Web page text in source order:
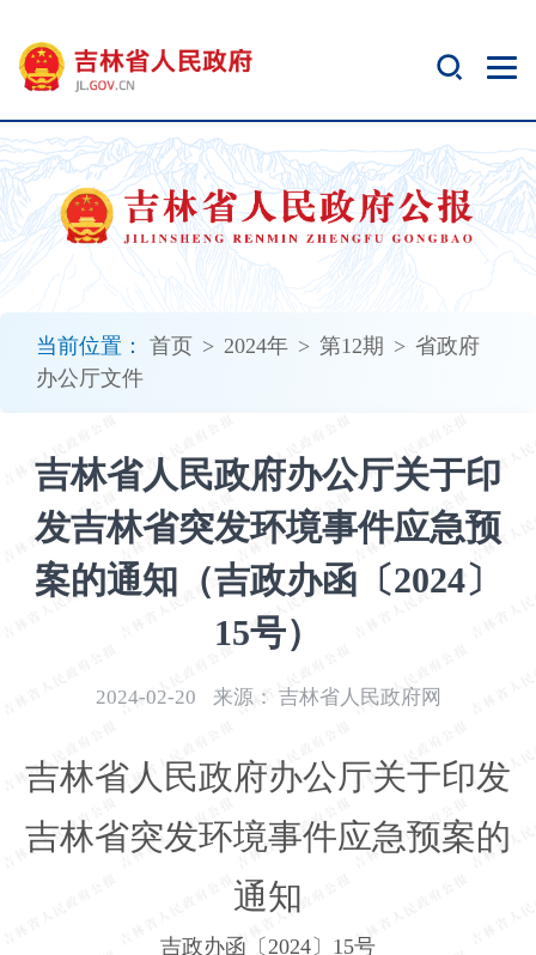
当前位置： 首页 > 2024年 > 第12期 > 省政府
办公厅文件
吉林省人民政府办公厅关于印
发吉林省突发环境事件应急预
案的通知（吉政办函〔2024〕
15号）
2024-02-20 来源： 吉林省人民政府网
吉林省人民政府办公厅关于印发
吉林省突发环境事件应急预案的
通知
吉政办函〔2024〕 15号
开
无
障
碍
说
明
加